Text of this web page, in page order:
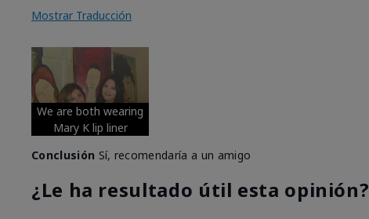
Mostrar Traducción
We are both wearing
Mary K lip liner
Conclusión Sí, recomendaría a un amigo
¿Le ha resultado útil esta opinión?